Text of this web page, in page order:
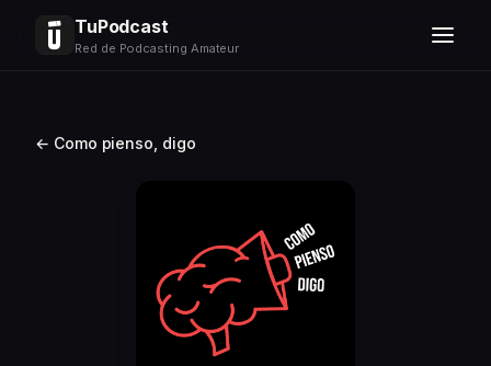
TuPodcast
Red de Podcasting Amateur
← Como pienso, digo